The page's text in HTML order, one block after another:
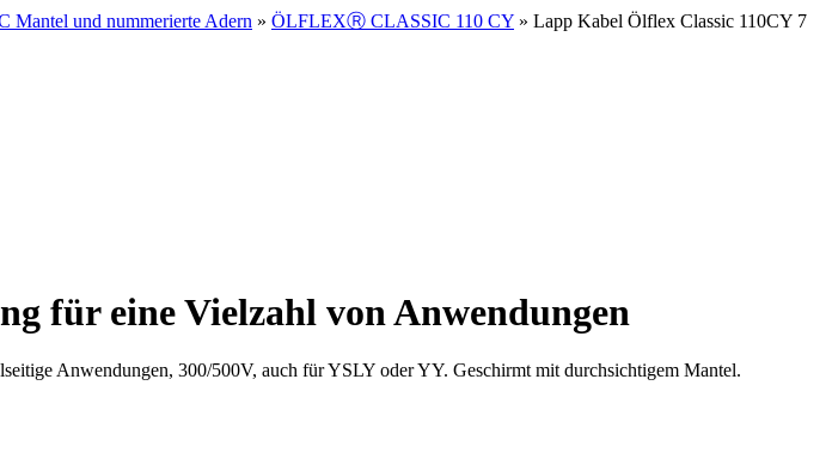
Mantel und nummerierte Adern » ÖLFLEXⓇ CLASSIC 110 CY » Lapp Kabel Ölflex Classic 110CY 7
für eine Vielzahl von Anwendungen
Anwendungen, 300/500V, auch für YSLY oder YY. Geschirmt mit durchsichtigem Mantel.